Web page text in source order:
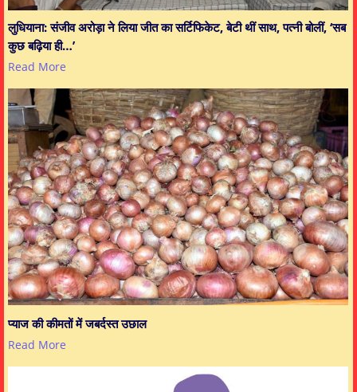
लुधियाना: संजीव अरोड़ा ने लिया जीत का सर्टिफिकेट, बेटी थीं साथ, पत्नी बोलीं, ‘सब
कुछ बढ़िया ही…’
Read More
प्याज की कीमतों में जबर्दस्त उछाल
Read More